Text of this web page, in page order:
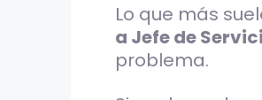
Lo que más
a Jefe de
problema.